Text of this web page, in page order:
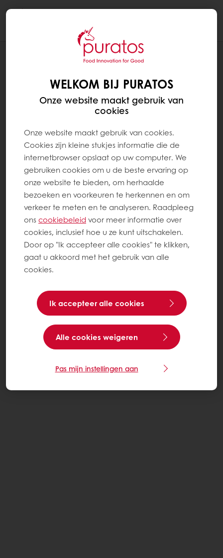
RECEPTEN
WELKOM BIJ PURATOS
Onze website maakt gebruik van
cookies
Onze website maakt gebruik van cookies.
Cookies zijn kleine stukjes informatie die de
internetbrowser opslaat op uw computer. We
gebruiken cookies om u de beste ervaring op
onze website te bieden, om herhaalde
bezoeken en voorkeuren te herkennen en om
verkeer te meten en te analyseren. Raadpleeg
onscookiebeleid voor meer informatie over
cookies, inclusief hoe u ze kunt uitschakelen.
Door op "Ik accepteer alle cookies" te klikken,
gaat u akkoord met het gebruik van alle
cookies.
Ik accepteer alle cookies
Alle cookies weigeren
Pas mijn instellingen aan